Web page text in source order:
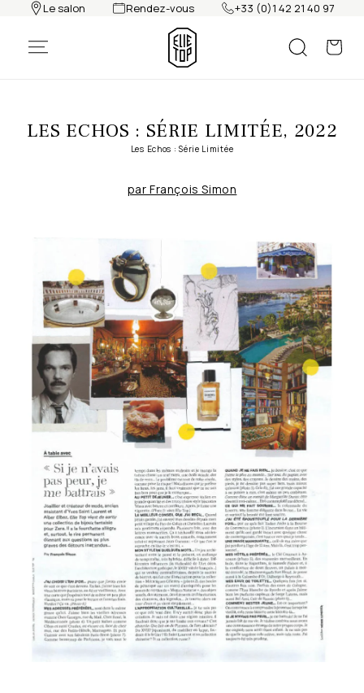
et
passer
contenu
Le salon Rendez-vous +33 (0)1 42 21 40 97
LES ECHOS : SÉRIE LIMITÉE, 2022
Les Echos : Série Limitée
par François Simon